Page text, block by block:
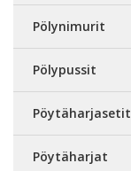
Pölynimurit
Pölypussit
Pöytäharjasetit
Pöytäharjat